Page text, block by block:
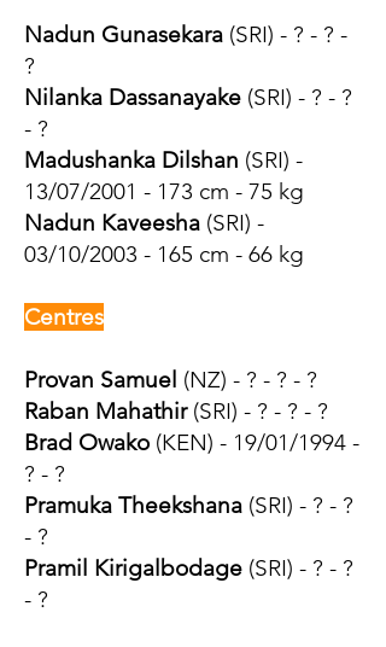
Nadun Gunasekara (SRI) - ? - ? -
?
Nilanka Dassanayake (SRI) - ? - ?
- ?​
Madushanka Dilshan (SRI) -
13/07/2001 - 173 cm - 75 kg
Nadun Kaveesha (SRI) -
03/10/2003 - 165 cm - 66 kg
Centres
Provan Samuel (NZ) - ? - ? - ?
Raban Mahathir(SRI) - ? - ? - ?
Brad Owako (KEN) - 19/01/1994 -
? - ?
Pramuka Theekshana (SRI) - ? - ?
- ?
Pramil Kirigalbodage (SRI) - ? - ?
- ?